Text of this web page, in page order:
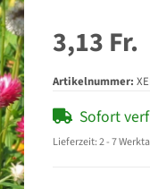
3,13 Fr.
Artikelnummer:
Sofort
Lieferzeit:2 - 7